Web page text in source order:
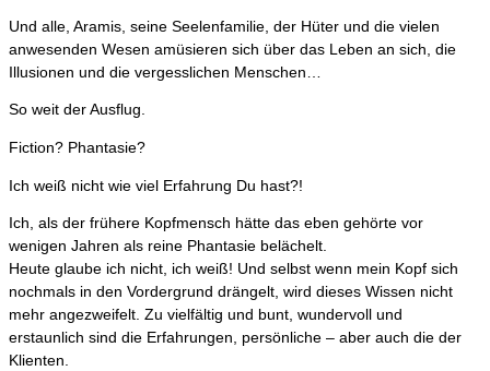
Und alle, Aramis, seine Seelenfamilie, der Hüter und die vielen
anwesenden Wesen amüsieren sich über das Leben an sich, die
Illusionen und die vergesslichen Menschen…
So weit der Ausflug.
Fiction? Phantasie?
Ich weiß nicht wie viel Erfahrung Du hast?!
Ich, als der frühere Kopfmensch hätte das eben gehörte vor
wenigen Jahren als reine Phantasie belächelt.
Heute glaube ich nicht, ich weiß! Und selbst wenn mein Kopf sich
nochmals in den Vordergrund drängelt, wird dieses Wissen nicht
mehr angezweifelt. Zu vielfältig und bunt, wundervoll und
erstaunlich sind die Erfahrungen, persönliche – aber auch die der
Klienten.